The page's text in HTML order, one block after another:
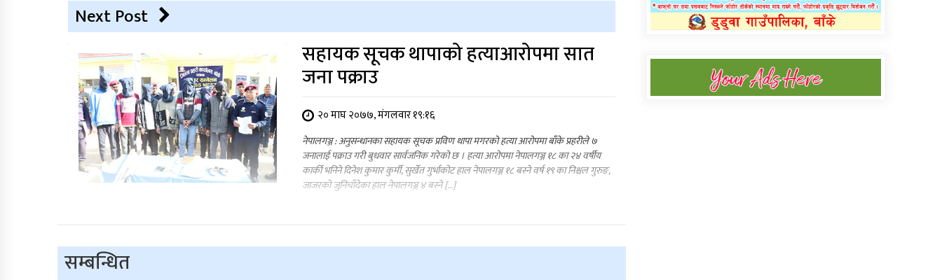
Next Post
सहायक सूचक थापाको हत्याआरोपमा सात
जना पक्राउ
२० माघ २०७७, मंगलवार १९:१६
नेपालगञ्ज : अनुसन्धानका सहायक सूचक प्रविण थापा मगरको हत्या आरोपमा बाँके प्रहरीले ७
जनालाई पक्राउ गरी बुधवार सार्वजनिक गरेको छ । हत्या आरोपमा नेपालगञ्ज १८ का २४ वर्षीय
कार्की भनिने दिनेश कुमार कुर्मी, सुर्खेत गुर्भाकोट हाल नेपालगञ्ज १८ बस्ने वर्ष १९ का निश्चल गुरुङ,
जाजरको जुनिचाँदेका हाल नेपालगञ्ज ४ बस्ने […]
सम्बन्धित